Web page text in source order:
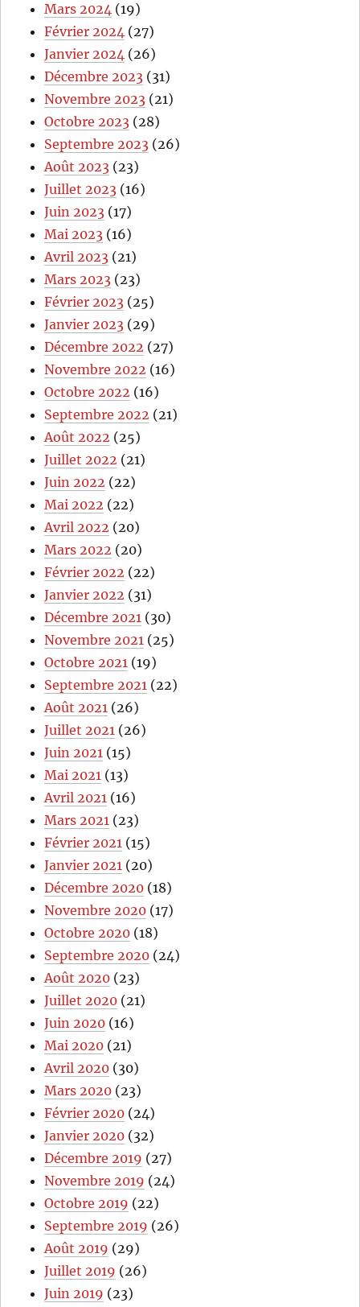
Mars 2024 (19)
Février 2024 (27)
Janvier 2024 (26)
Décembre 2023 (31)
Novembre 2023 (21)
Octobre 2023 (28)
Septembre 2023 (26)
Août 2023 (23)
Juillet 2023 (16)
Juin 2023 (17)
Mai 2023 (16)
Avril 2023 (21)
Mars 2023 (23)
Février 2023 (25)
Janvier 2023 (29)
Décembre 2022 (27)
Novembre 2022 (16)
Octobre 2022 (16)
Septembre 2022 (21)
Août 2022 (25)
Juillet 2022 (21)
Juin 2022 (22)
Mai 2022 (22)
Avril 2022 (20)
Mars 2022 (20)
Février 2022 (22)
Janvier 2022 (31)
Décembre 2021 (30)
Novembre 2021 (25)
Octobre 2021 (19)
Septembre 2021 (22)
Août 2021 (26)
Juillet 2021 (26)
Juin 2021 (15)
Mai 2021 (13)
Avril 2021 (16)
Mars 2021 (23)
Février 2021 (15)
Janvier 2021 (20)
Décembre 2020 (18)
Novembre 2020 (17)
Octobre 2020 (18)
Septembre 2020 (24)
Août 2020 (23)
Juillet 2020 (21)
Juin 2020 (16)
Mai 2020 (21)
Avril 2020 (30)
Mars 2020 (23)
Février 2020 (24)
Janvier 2020 (32)
Décembre 2019 (27)
Novembre 2019 (24)
Octobre 2019 (22)
Septembre 2019 (26)
Août 2019 (29)
Juillet 2019 (26)
Juin 2019 (23)